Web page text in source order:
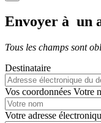
Envoyer à un
Tous les champs sont
Destinataire
Vos coordonnées Votre
Votre adresse